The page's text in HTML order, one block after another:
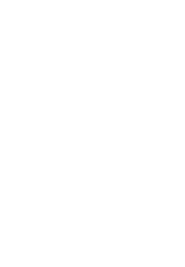
definirea
precizând
specifice
motivelor